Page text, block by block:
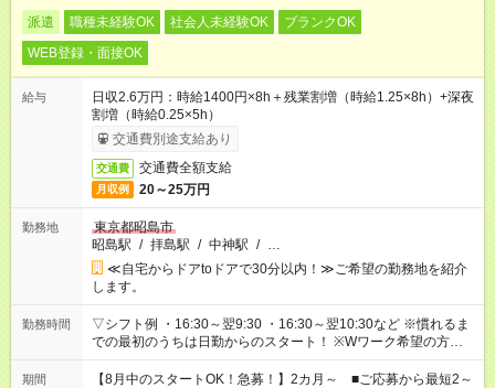
派遣 職種未経験OK 社会人未経験OK
ブランクOK
WEB登録・面接OK
給与
日収2.6万円：時給1400円×8h＋残業割増（時給1.25×8h）+深夜
割増（時給0.25×5h）
交通費別途支給あり
交通費 交通費全額支給
月収例 20～25万円
勤務地
東京都昭島市
昭島駅 / 拝島駅 / 中神駅 / …
≪自宅からドアtoドアで30分以内！≫ご希望の勤務地を紹介
します。
勤務時間
▽シフト例 ・16:30～翌9:30 ・16:30～翌10:30など ※慣れるま
での最初のうちは日勤からのスタート！ ※Wワーク希望の方へ
今ご覧のお仕事で希望する勤務時間と、もう1つのお仕事の勤務
時間。 合計で週40時間を超える場合は応募できません。
期間
【8月中のスタートOK！急募！】2カ月～ ■ご応募から最短2～